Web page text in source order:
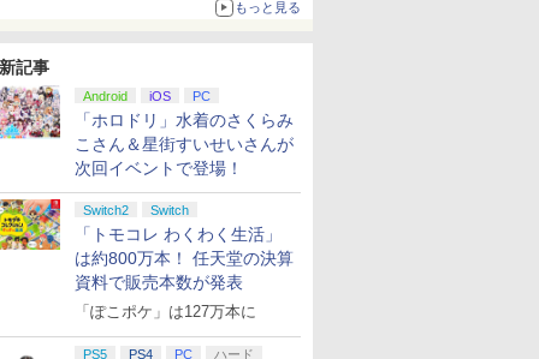
もっと見る
記事
Android iOS PC
「ホロドリ」水着のさくらみ
こさん＆星街すいせいさんが
次回イベントで登場！
Switch2 Switch
「トモコレ わくわく生活」
は約800万本！ 任天堂の決算
資料で販売本数が発表
「ぽこポケ」は127万本に
PS5 PS4 PC ハード